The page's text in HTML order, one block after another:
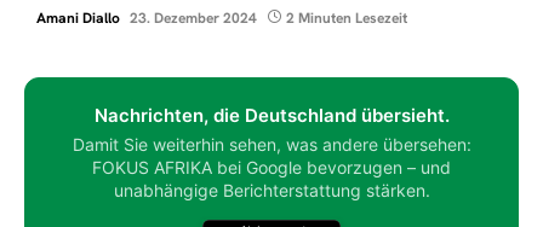
Amani Diallo 23. Dezember 2024 2 Minuten Lesezeit
Nachrichten, die Deutschland übersieht.
Damit Sie weiterhin sehen, was andere übersehen:
FOKUS AFRIKA bei Google bevorzugen – und
unabhängige Berichterstattung stärken.